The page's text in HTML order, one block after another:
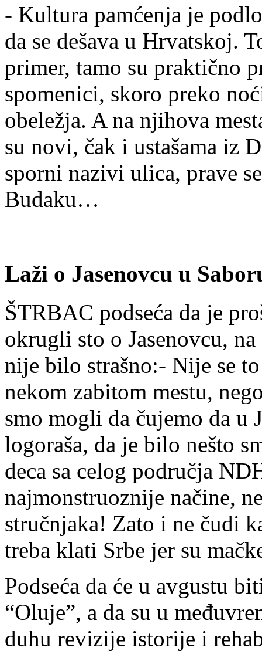
- Kultura pamćenja je
da se dešava u Hrvatskoj.
primer, tamo su praktično
spomenici, skoro preko
obeležja. A na njihova
su novi, čak i ustašama iz
sporni nazivi ulica, prave
Budaku…
Laži o Jasenovcu u
ŠTRBAC podseća da je
okrugli sto o Jasenovcu,
nije bilo strašno:- Nije se
nekom zabitom mestu,
smo mogli da čujemo da u
logoraša, da je bilo nešto
deca sa celog područja
najmonstruoznije načine,
stručnjaka! Zato i ne čudi
treba klati Srbe jer su
Podseća da će u avgustu
“Oluje”, a da su u
duhu revizije istorije i